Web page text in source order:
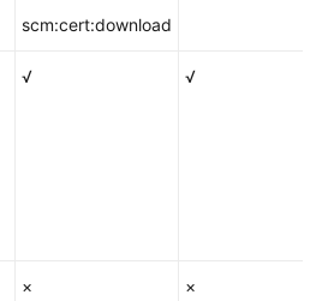
scm:cert:download
√ √
×
×